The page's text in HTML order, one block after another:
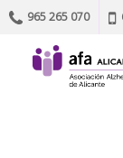
965 265 070